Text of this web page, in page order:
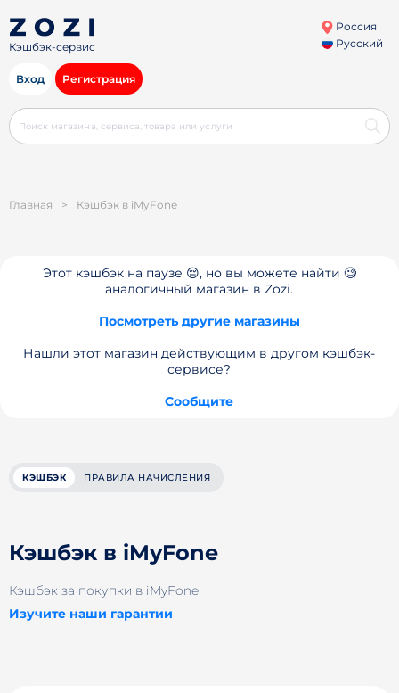
Кэшбэк-сервис
Россия
Русский
Вход Регистрация
Главная > Кэшбэк в iMyFone
Этот кэшбэк на паузе 😔, но вы можете найти 🧐
аналогичный магазин в Zozi.
Посмотреть другие магазины
Нашли этот магазин действующим в другом кэшбэк-
сервисе?
Сообщите
КЭШБЭК ПРАВИЛА НАЧИСЛЕНИЯ
Кэшбэк в iMyFone
Кэшбэк за покупки в iMyFone
Изучите наши гарантии